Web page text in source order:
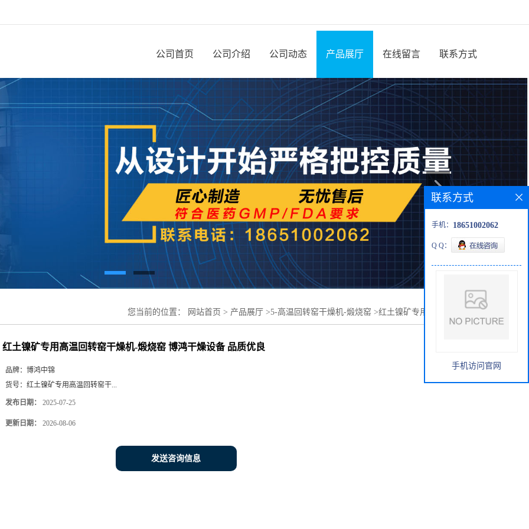
公司首页 公司介绍 公司动态 产品展厅 在线留言 联系方式
您当前的位置： 网站首页 > 产品展厅 >5-高温回转窑干燥机-煅烧窑 >红土镍矿专用高温回转窑干
红土镍矿专用高温回转窑干燥机-煅烧窑 博鸿干燥设备 品质优良
品牌： 博鸿中锦
货号： 红土镍矿专用高温回转窑干...
发布日期： 2025-07-25
更新日期： 2026-08-06
发送咨询信息
联系方式
手机： 18651002062
Q Q：
手机访问官网